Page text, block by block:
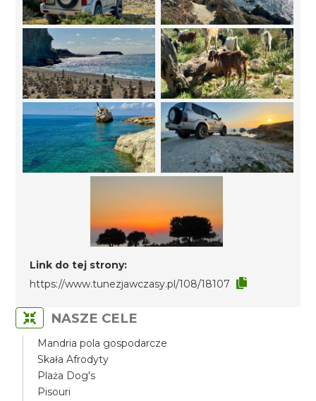
Link do tej strony:
https://www.tunezjawczasy.pl/108/18107
NASZE CELE
Mandria pola gospodarcze
Skała Afrodyty
Plaża Dog's
Pisouri